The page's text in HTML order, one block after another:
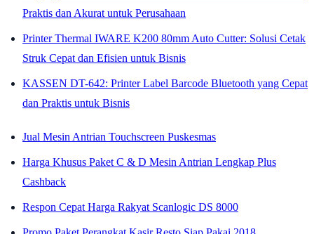
Praktis dan Akurat untuk Perusahaan
Printer Thermal IWARE K200 80mm Auto Cutter: Solusi Cetak
Struk Cepat dan Efisien untuk Bisnis
KASSEN DT-642: Printer Label Barcode Bluetooth yang Cepat
dan Praktis untuk Bisnis
Jual Mesin Antrian Touchscreen Puskesmas
Harga Khusus Paket C & D Mesin Antrian Lengkap Plus
Cashback
Respon Cepat Harga Rakyat Scanlogic DS 8000